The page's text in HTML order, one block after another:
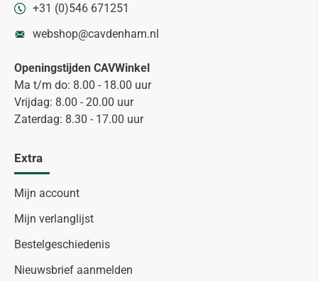
+31 (0)546 671251
webshop@cavdenham.nl
Openingstijden CAVWinkel
Ma t/m do: 8.00 - 18.00 uur
Vrijdag: 8.00 - 20.00 uur
Zaterdag: 8.30 - 17.00 uur
Extra
Mijn account
Mijn verlanglijst
Bestelgeschiedenis
Nieuwsbrief aanmelden